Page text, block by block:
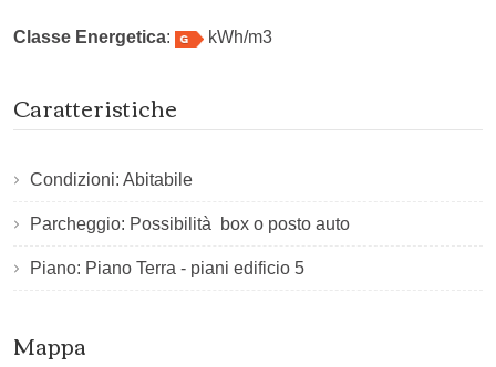
Classe Energetica: kWh/m3
Caratteristiche
Condizioni: Abitabile
Parcheggio: Possibilità box o posto auto
Piano: Piano Terra - piani edificio 5
Mappa